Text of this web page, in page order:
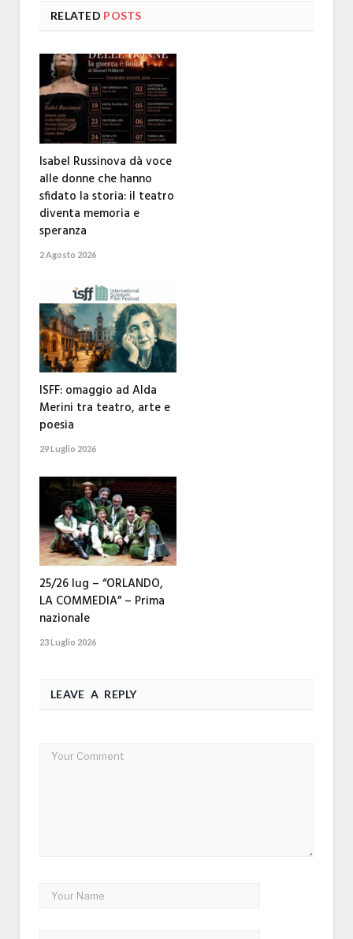
RELATED POSTS
Isabel Russinova dà voce
alle donne che hanno
sfidato la storia: il teatro
diventa memoria e
speranza
2 Agosto 2026
ISFF: omaggio ad Alda
Merini tra teatro, arte e
poesia
29 Luglio 2026
25/26 lug – “ORLANDO,
LA COMMEDIA” – Prima
nazionale
23 Luglio 2026
LEAVE A REPLY